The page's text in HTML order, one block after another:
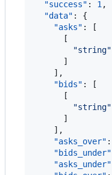
"success" : 1,
"data" : {
"asks" : [
      [
"string"
      ]
    ],
"bids" : [
      [
"string"
      ]
    ],
"asks_over" :
"bids_under"
"asks_under"